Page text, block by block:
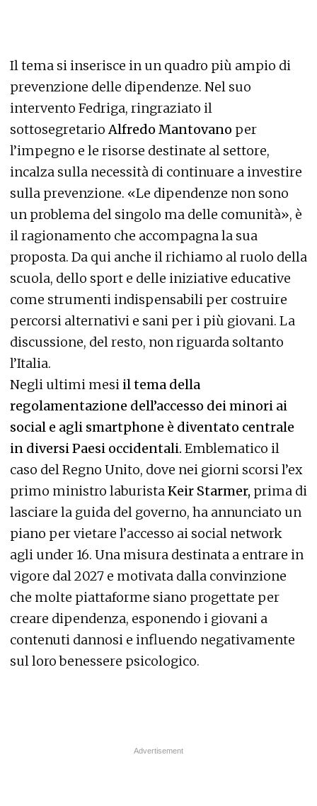
Il tema si inserisce in un quadro più ampio di
prevenzione delle dipendenze. Nel suo
intervento Fedriga, ringraziato il
sottosegretario Alfredo Mantovano per
l’impegno e le risorse destinate al settore,
incalza sulla necessità di continuare a investire
sulla prevenzione. «Le dipendenze non sono
un problema del singolo ma delle comunità», è
il ragionamento che accompagna la sua
proposta. Da qui anche il richiamo al ruolo della
scuola, dello sport e delle iniziative educative
come strumenti indispensabili per costruire
percorsi alternativi e sani per i più giovani. La
discussione, del resto, non riguarda soltanto
l’Italia.
Negli ultimi mesi il tema della
regolamentazione dell’accesso dei minori ai
social e agli smartphone è diventato centrale
in diversi Paesi occidentali. Emblematico il
caso del Regno Unito, dove nei giorni scorsi l’ex
primo ministro laburista Keir Starmer, prima di
lasciare la guida del governo, ha annunciato un
piano per vietare l’accesso ai social network
agli under 16. Una misura destinata a entrare in
vigore dal 2027 e motivata dalla convinzione
che molte piattaforme siano progettate per
creare dipendenza, esponendo i giovani a
contenuti dannosi e influendo negativamente
sul loro benessere psicologico.